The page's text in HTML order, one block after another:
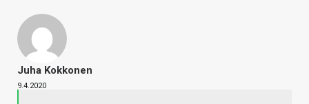
Juha Kokkonen
9.4.2020